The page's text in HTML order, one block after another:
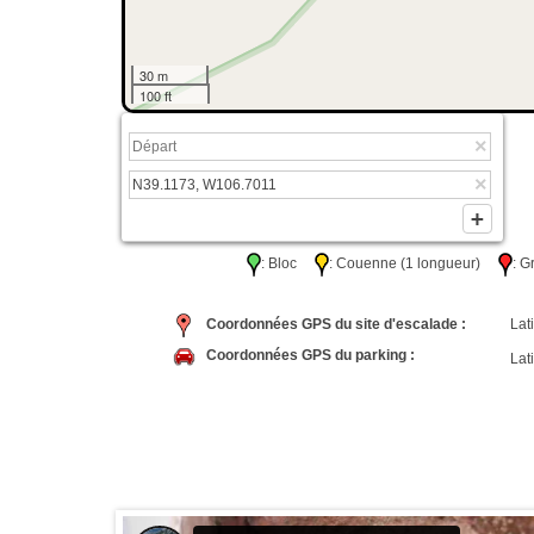
30 m
100 ft
: Bloc : Couenne (1 longueur) :
Coordonnées GPS du site d'escalade :
Coordonnées GPS du parking :